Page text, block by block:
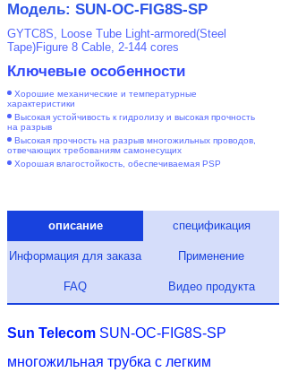
Модель: SUN-OC-FIG8S-SP
GYTC8S, Loose Tube Light-armored(Steel
Tape)Figure 8 Cable, 2-144 cores
Ключевые особенности
Хорошие механические и температурные
характеристики
Высокая устойчивость к гидролизу и высокая прочность
на разрыв
Высокая прочность на разрыв многожильных проводов,
отвечающих требованиям самонесущих
Хорошая влагостойкость, обеспечиваемая PSP
описание спецификация
Информация для заказа Применение
FAQ Видео продукта
Sun Telecom SUN-OC-FIG8S-SP
многожильная трубка с легким